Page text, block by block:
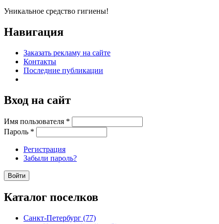
Уникальное средство гигиены!
Навигация
Заказать рекламу на сайте
Контакты
Последние публикации
Вход на сайт
Имя пользователя *
Пароль *
Регистрация
Забыли пароль?
Каталог поселков
Санкт-Петербург (77)